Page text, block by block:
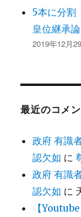
5本に分割
皇位継承
2019年12月
最近のコメ
政府 有識
認欠如 に
政府 有識
認欠如 に
【